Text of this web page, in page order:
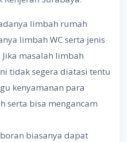
limbah rumah
limbah WC serta jenis
masalah limbah
tidak segera diatasi tentu
kenyamanan para
serta bisa mengancam
biasanya dapat